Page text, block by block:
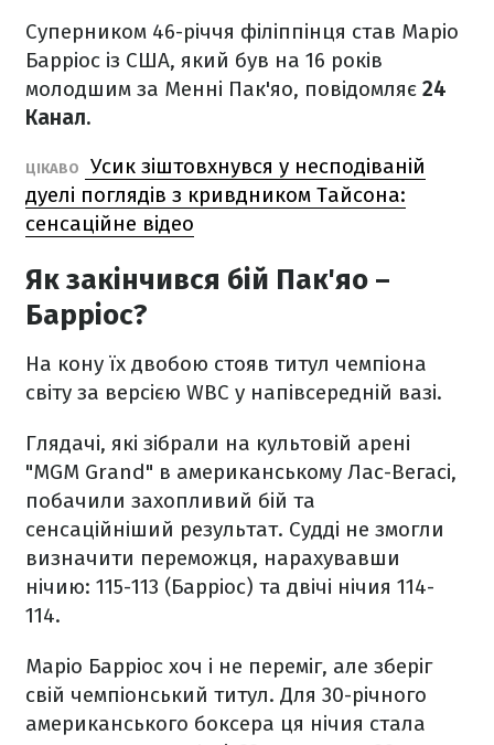
Суперником 46-річчя філіппінця став Маріо
Барріос із США, який був на 16 років
молодшим за Менні Пак'яо, повідомляє 24
Канал.
ЦІКАВО
Усик зіштовхнувся у несподіваній
дуелі поглядів з кривдником Тайсона:
сенсаційне відео
Як закінчився бій Пак'яо –
Барріос?
На кону їх двобою стояв титул чемпіона
світу за версією WBC у напівсередній вазі.
Глядачі, які зібрали на культовій арені
"MGM Grand" в американському Лас-Вегасі,
побачили захопливий бій та
сенсаційніший результат. Судді не змогли
визначити переможця, нарахувавши
нічию: 115-113 (Барріос) та двічі нічия 114-
114.
Маріо Барріос хоч і не переміг, але зберіг
свій чемпіонський титул. Для 30-річного
американського боксера ця нічия стала